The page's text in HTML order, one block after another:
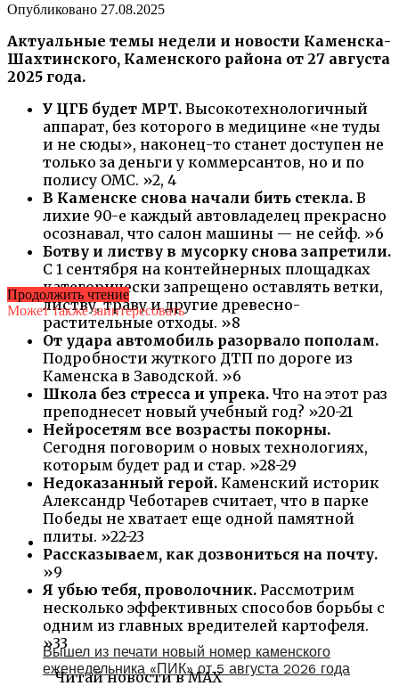
Опубликовано 27.08.2025
Актуальные темы недели и новости Каменска-
Шахтинского, Каменского района от 27 августа
2025 года.
У ЦГБ будет МРТ. Высокотехнологичный
аппарат, без которого в медицине «не туды
и не сюды», наконец-то станет доступен не
только за деньги у коммерсантов, но и по
полису ОМС. »2, 4
В Каменске снова начали бить стекла. В
лихие 90-е каждый автовладелец прекрасно
осознавал, что салон машины — не сейф. »6
Ботву и листву в мусорку снова запретили.
С 1 сентября на контейнерных площадках
категорически запрещено оставлять ветки,
листву, траву и другие древесно-
растительные отходы. »8
От удара автомобиль разорвало пополам.
Подробности жуткого ДТП по дороге из
Каменска в Заводской. »6
Школа без стресса и упрека. Что на этот раз
преподнесет новый учебный год? »20-21
Нейросетям все возрасты покорны.
Сегодня поговорим о новых технологиях,
которым будет рад и стар. »28-29
Недоказанный герой. Каменский историк
Александр Чеботарев считает, что в парке
Победы не хватает еще одной памятной
плиты. »22-23
Рассказываем, как дозвониться на почту.
»9
Я убью тебя, проволочник. Рассмотрим
несколько эффективных способов борьбы с
одним из главных вредителей картофеля.
»33
Читай новости в MAX
Продолжить чтение
Может также заинтересовать
Вышел из печати новый номер каменского
еженедельника «ПИК» от 5 августа 2026 года